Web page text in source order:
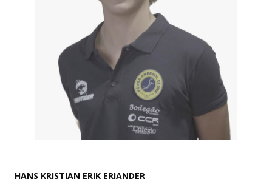
HANS KRISTIAN ERIK ERIANDER